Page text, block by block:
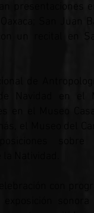
presentaciones
San Juan
un recital en
de
Navidad en el
en el Museo
el Museo del
sobre
con